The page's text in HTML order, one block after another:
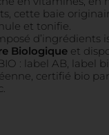
cette baie
et tonifie.
d’ingrédients
Biologique et
: label AB, label
certifié bio